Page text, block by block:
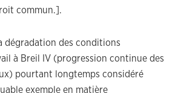
commun.].
dégradation des conditions
à Breil IV (progression continue des
pourtant longtemps considéré
exemple en matière